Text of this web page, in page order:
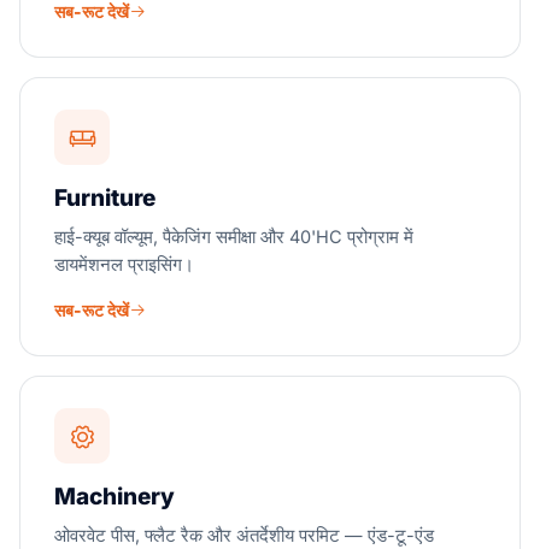
सब-रूट देखें
Furniture
हाई-क्यूब वॉल्यूम, पैकेजिंग समीक्षा और 40'HC प्रोग्राम में
डायमेंशनल प्राइसिंग।
सब-रूट देखें
Machinery
ओवरवेट पीस, फ्लैट रैक और अंतर्देशीय परमिट — एंड-टू-एंड